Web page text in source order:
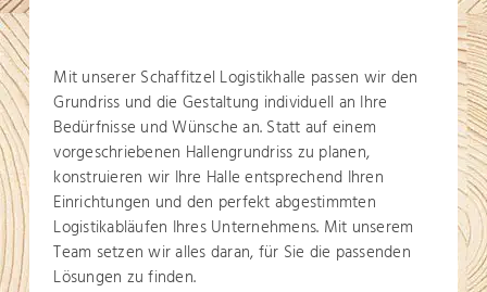
Mit unserer Schaffitzel Logistikhalle passen wir den
Grundriss und die Gestaltung individuell an Ihre
Bedürfnisse und Wünsche an. Statt auf einem
vorgeschriebenen Hallengrundriss zu planen,
konstruieren wir Ihre Halle entsprechend Ihren
Einrichtungen und den perfekt abgestimmten
Logistikabläufen Ihres Unternehmens. Mit unserem
Team setzen wir alles daran, für Sie die passenden
Lösungen zu finden.